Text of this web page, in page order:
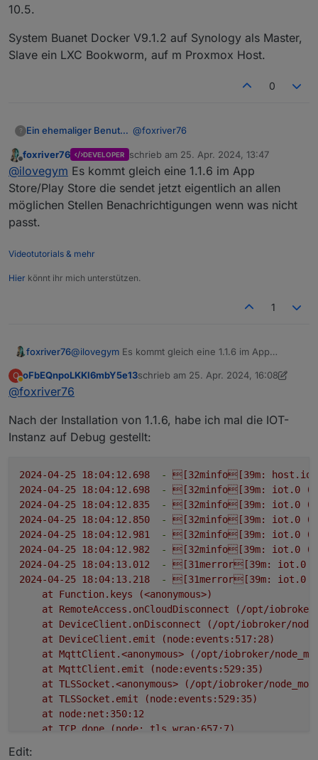
10.5.
System Buanet Docker V9.1.2 auf Synology als Master,
Slave ein LXC Bookworm, auf m Proxmox Host.
0
? Ein ehemaliger Benutzer @foxriver76
Version 3.2.2...
geht auch mit 3.2.1 nicht..
Text2command habe ich nicht
installiert..
Admin 6.17.6, js-controller 5.0.19,
Node 18.20.2, NPM 10.5.
System Buanet Docker V9.1.2 auf
Offline
foxriver76 DEVELOPER schrieb am 25. Apr. 2024, 13:47
zuletzt editiert von
@ilovegym Es kommt gleich eine 1.1.6 im App
Store/Play Store die sendet jetzt eigentlich an allen
möglichen Stellen Benachrichtigungen wenn was nicht
passt.
Videotutorials & mehr
Hier könnt ihr mich unterstützen.
1
foxriver76@ilovegym Es kommt gleich eine 1.1.6 im App
möglichen Stellen Benachrichtigungen wenn was
nicht passt.
O
Abwesend
oFbEQnpoLKKl6mbY5e13schrieb am 25. Apr. 2024, 16:08
zuletzt editiert von
@foxriver76
Nach der Installation von 1.1.6, habe ich mal die IOT-
Instanz auf Debug gestellt:
2024-04-25 18:04:12.698 - [32minfo[39m:
2024-04-25 18:04:12.698
- [32minfo[39m: iot.0
2024-04-25 18:04:12.835
- [32minfo[39m: iot.0
2024-04-25 18:04:12.850
- [32minfo[39m: iot.0
2024-04-25 18:04:12.981
- [32minfo[39m: iot.0
2024-04-25 18:04:12.982
- [32minfo[39m: iot.0
2024-04-25 18:04:13.012
- [31merror[39m: iot.0
2024-04-25 18:04:13.218
- [31merror[39m: iot.0
at
Function.keys
(<anonymous>)
at
RemoteAccess.onCloudDisconnect
(/opt/
at
DeviceClient.onDisconnect
(/opt/iobroker/
at
DeviceClient.emit
(node:events:517:28)
at MqttClient.<anonymous>
(/opt/iobroker/
at MqttClient.emit
(node:events:529:35)
at TLSSocket.<anonymous>
(/opt/iobroker/
at TLSSocket.emit
(node:events:529:35)
at
node:net:350:12
at TCP.done
(node:_tls_wrap:657:7)
Edit: